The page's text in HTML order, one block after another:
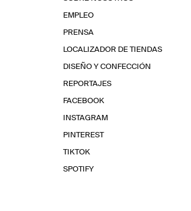
EMPLEO
PRENSA
LOCALIZADOR DE TIENDAS
DISEÑO Y CONFECCIÓN
REPORTAJES
FACEBOOK
INSTAGRAM
PINTEREST
TIKTOK
SPOTIFY